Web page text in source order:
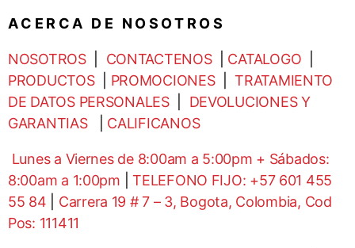
A C E R C A D E N O S O T R O S
NOSOTROS| CONTACTENOS| CATALOGO
PRODUCTOS| PROMOCIONES|TRATAMIENTO
DE DATOS PERSONALES| DEVOLUCIONES Y
GARANTIAS
CALIFICANOS
Lunes a Viernes de 8:00am a 5:00pm + Sábados:
8:00am a 1:00pm |TELEFONO FIJO: +57 601 455
55 84
Carrera 19 # 7 – 3, Bogota, Colombia, Cod
Pos: 111411